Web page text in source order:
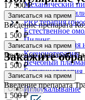
17 500 ₽
Записаться на прием
Введение препарата
1 500 ₽
Записаться на прием
Введение препарата
1 500 ₽
Записаться на прием
Введение препарата
1 500 ₽
Механический
Химический
PRP терапия
Естественное
Пилинг
Магнитотерапия
Ксенонотерапия
Лечебный
Ботулинотерапия
Умные
Иглоукалывание
Закажите
Отправить